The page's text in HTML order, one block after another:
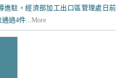
進駐。經濟部加工出口區管理處日前
過4件...More